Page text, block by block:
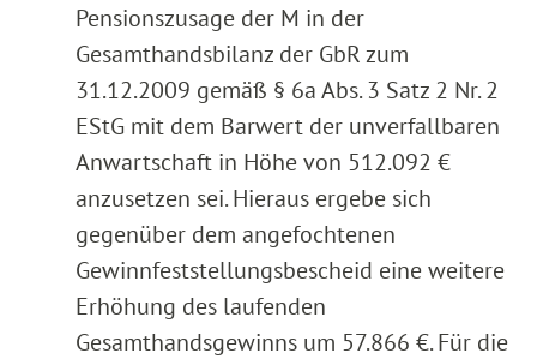
Pensionszusage der M in der
Gesamthandsbilanz der GbR zum
31.12.2009 gemäß § 6a Abs. 3 Satz 2 Nr. 2
EStG mit dem Barwert der unverfallbaren
Anwartschaft in Höhe von 512.092 €
anzusetzen sei. Hieraus ergebe sich
gegenüber dem angefochtenen
Gewinnfeststellungsbescheid eine weitere
Erhöhung des laufenden
Gesamthandsgewinns um 57.866 €. Für die